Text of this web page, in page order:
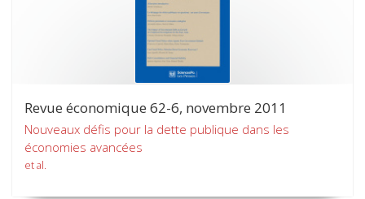
Revue économique 62-6, novembre 2011
Nouveaux défis pour la dette publique dans les
économies avancées
et al.